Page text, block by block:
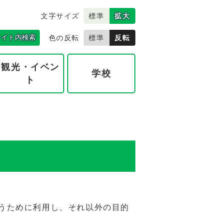
文字サイズ 標準 拡大
ト内検索 色の反転 標準 反転
観光・イベン
ト
学校
ために利用し、それ以外の目的